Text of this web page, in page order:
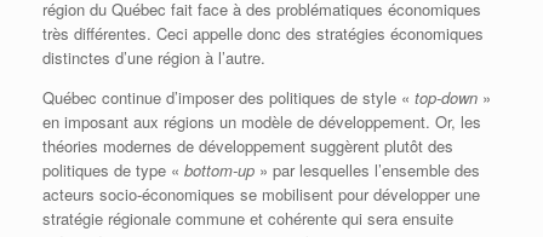
région du Québec fait face à des problématiques économiques
très différentes. Ceci appelle donc des stratégies économiques
distinctes d’une région à l’autre.
Québec continue d’imposer des politiques de style « top-down »
en imposant aux régions un modèle de développement. Or, les
théories modernes de développement suggèrent plutôt des
politiques de type « bottom-up » par lesquelles l’ensemble des
acteurs socio-économiques se mobilisent pour développer une
stratégie régionale commune et cohérente qui sera ensuite